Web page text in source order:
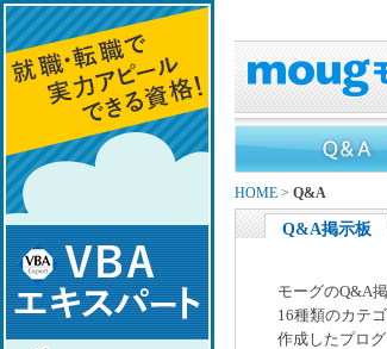
HOME > Q&A
Q&A掲示板
モーグのQ&A
16種類のカテ
作成したプロ